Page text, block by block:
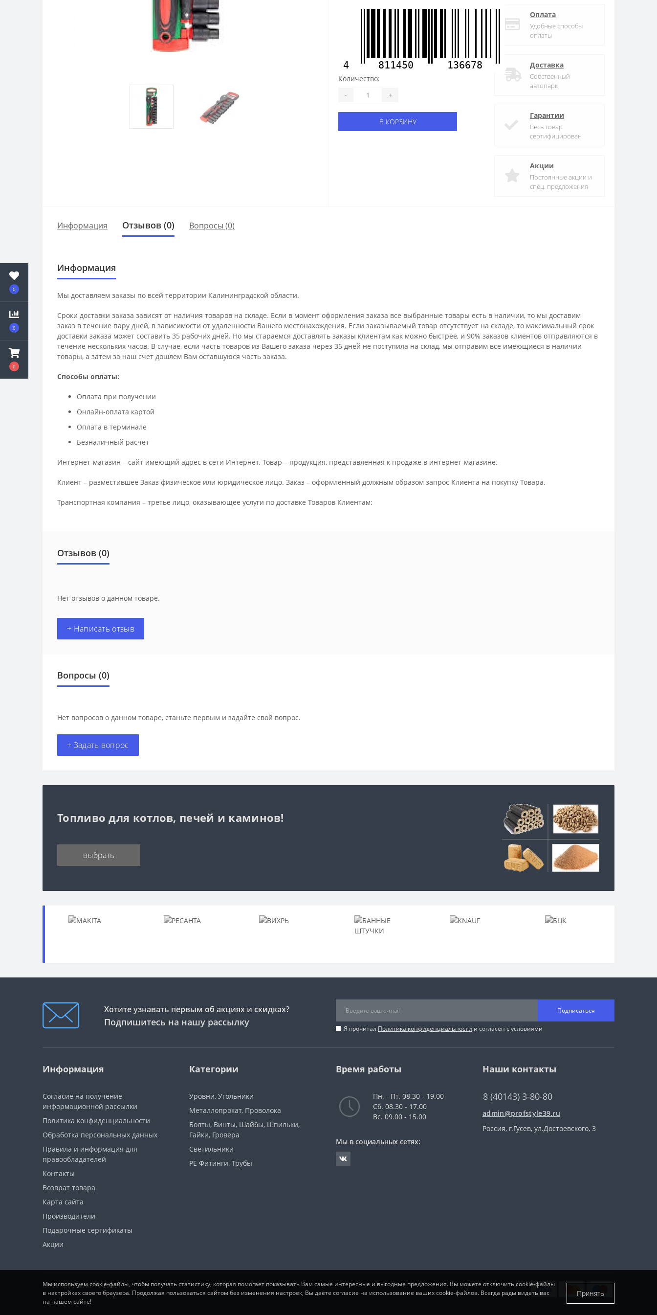
0
0
0
4 811450 136678
Количество:
- +
В КОРЗИНУ
Оплата
Удобные способы
оплаты
Доставка
Собственный
автопарк
Гарантии
Весь товар
сертифицирован
Акции
Постоянные акции и
спец. предложения
Информация Отзывов (0) Вопросы (0)
Информация
Мы доставляем заказы по всей территории Калининградской области.
Сроки доставки заказа зависят от наличия товаров на складе. Если в момент оформления заказа все выбранные товары есть в наличии, то мы доставим
заказ в течение пару дней, в зависимости от удаленности Вашего местонахождения. Если заказываемый товар отсутствует на складе, то максимальный срок
доставки заказа может составить 35 рабочих дней. Но мы стараемся доставлять заказы клиентам как можно быстрее, и 90% заказов клиентов отправляются в
течение нескольких часов. В случае, если часть товаров из Вашего заказа через 35 дней не поступила на склад, мы отправим все имеющиеся в наличии
товары, а затем за наш счет дошлем Вам оставшуюся часть заказа.
Способы оплаты:
Оплата при получении
Онлайн-оплата картой
Оплата в терминале
Безналичный расчет
Интернет-магазин – сайт имеющий адрес в сети Интернет. Товар – продукция, представленная к продаже в интернет-магазине.
Клиент – разместившее Заказ физическое или юридическое лицо. Заказ – оформленный должным образом запрос Клиента на покупку Товара.
Транспортная компания – третье лицо, оказывающее услуги по доставке Товаров Клиентам:
Отзывов (0)
Нет отзывов о данном товаре.
+ Написать отзыв
Вопросы (0)
Нет вопросов о данном товаре, станьте первым и задайте свой вопрос.
+ Задать вопрос
Топливо для котлов, печей и каминов!
выбрать
Хотите узнавать первым об акциях и скидках?
Подпишитесь на нашу рассылку
Подписаться
Я прочитал Политика конфиденциальности и согласен с условиями
Информация
Согласие на получение
информационной рассылки
Политика конфиденциальности
Обработка персональных данных
Правила и информация для
правообладателей
Контакты
Возврат товара
Карта сайта
Производители
Подарочные сертификаты
Акции
Категории
Уровни, Угольники
Металлопрокат, Проволока
Болты, Винты, Шайбы, Шпильки,
Гайки, Гровера
Светильники
PE Фитинги, Трубы
Время работы
Пн. - Пт. 08.30 - 19.00
Сб. 08.30 - 17.00
Вс. 09.00 - 15.00
Мы в социальных сетях:
Наши контакты
8 (40143) 3-80-80
admin@profstyle39.ru
Россия, г.Гусев, ул.Достоевского, 3
ООО "ПрофСтайл" © 2026
Мы используем cookie-файлы, чтобы получать статистику, которая помогает показывать Вам самые интересные и выгодные предложения. Вы можете отключить cookie-файлы
в настройках своего браузера. Продолжая пользоваться сайтом без изменения настроек, Вы даёте согласие на использование ваших cookie-файлов. Всегда рады видеть вас
на нашем сайте!
Принять